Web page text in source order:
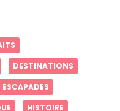
DESTINATIONS
ESCAPADES
HISTOIRE